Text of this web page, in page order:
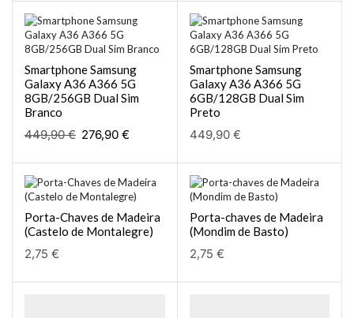
Smartphone Samsung
Galaxy A36 A366 5G
8GB/256GB Dual Sim
Branco
449,90€ 276,90 €
Smartphone Samsung
Galaxy A36 A366 5G
6GB/128GB Dual Sim
Preto
449,90 €
Porta-Chaves de Madeira
(Castelo de Montalegre)
2,75 €
Porta-chaves de Madeira
(Mondim de Basto)
2,75 €